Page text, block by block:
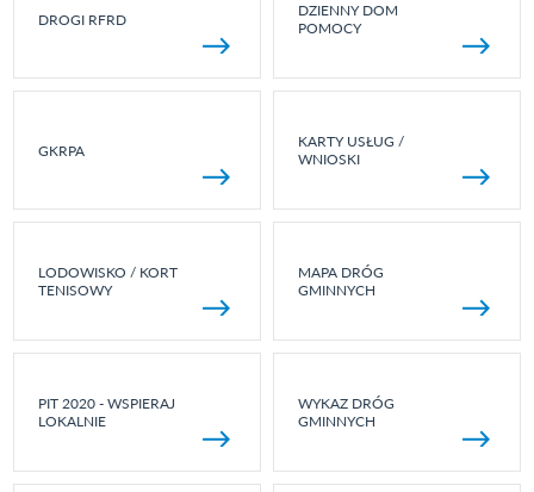
DROGI RFRD
DZIENNY DOM
POMOCY
GKRPA
KARTY USŁUG /
WNIOSKI
LODOWISKO / KORT
TENISOWY
MAPA DRÓG
GMINNYCH
PIT 2020 - WSPIERAJ
LOKALNIE
WYKAZ DRÓG
GMINNYCH